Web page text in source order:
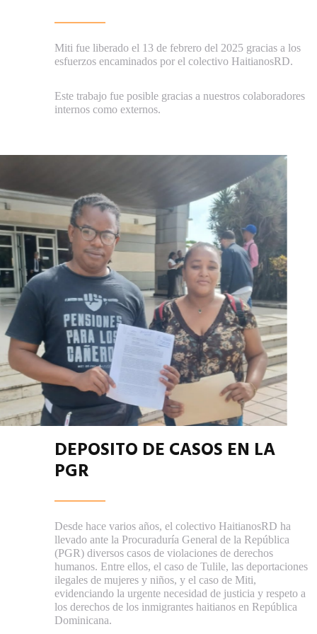
Miti fue liberado el 13 de febrero del 2025 gracias a los
esfuerzos encaminados por el colectivo HaitianosRD.
Este trabajo fue posible gracias a nuestros colaboradores
internos como externos.
DEPOSITO DE CASOS EN LA
PGR
Desde hace varios años, el colectivo HaitianosRD ha
llevado ante la Procuraduría General de la República
(PGR) diversos casos de violaciones de derechos
humanos. Entre ellos, el caso de Tulile, las deportaciones
ilegales de mujeres y niños, y el caso de Miti,
evidenciando la urgente necesidad de justicia y respeto a
los derechos de los inmigrantes haitianos en República
Dominicana.